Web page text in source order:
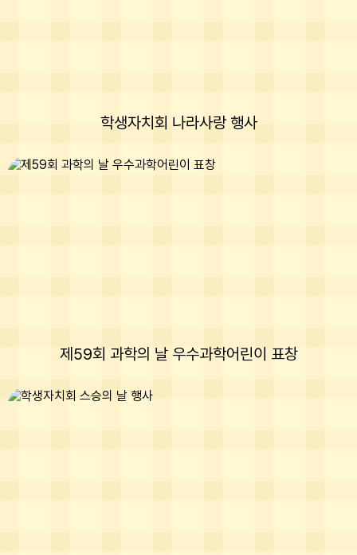
학생자치회 나라사랑 행사
제59회 과학의 날 우수과학어린이 표창